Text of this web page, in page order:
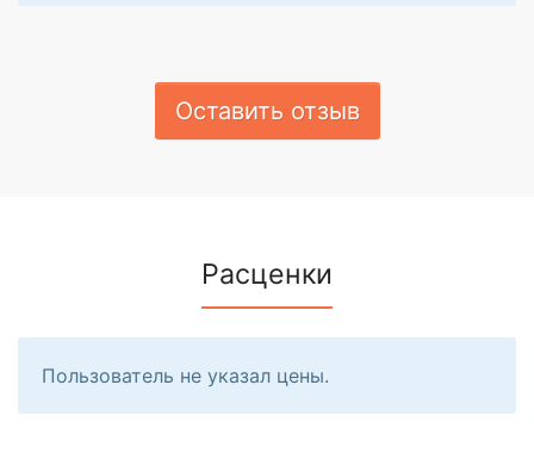
Оставить отзыв
Расценки
Пользователь не указал цены.